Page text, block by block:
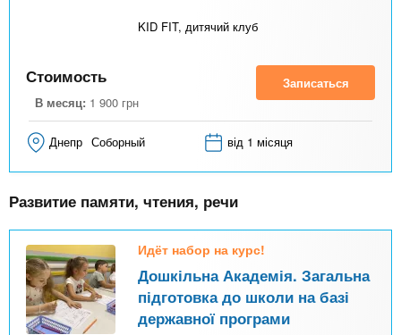
а
)
KID FIT, дитячий клуб
Стоимость
В месяц: 1 900 грн
Записаться
Днепр Соборный від 1 місяця
Развитие памяти, чтения, речи
Идёт набор на курс!
Дошкільна Академія. Загальна
підготовка до школи на базі
державної програми